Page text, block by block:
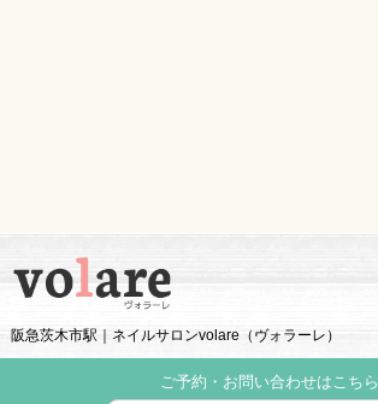
阪急茨木市駅｜ネイルサロンvolare（ヴォラーレ）
ご予約・お問い合わせはこちら